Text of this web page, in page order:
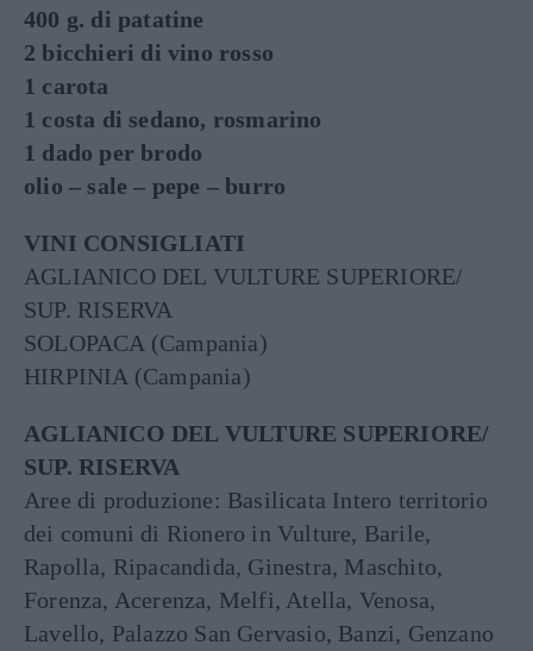
400 g. di patatine
2 bicchieri di vino rosso
1 carota
1 costa di sedano, rosmarino
1 dado per brodo
olio – sale – pepe – burro
VINI CONSIGLIATI
AGLIANICO DEL VULTURE SUPERIORE/
SUP. RISERVA
SOLOPACA (Campania)
HIRPINIA (Campania)
AGLIANICO DEL VULTURE SUPERIORE/
SUP. RISERVA
Aree di produzione: Basilicata Intero territorio
dei comuni di Rionero in Vulture, Barile,
Rapolla, Ripacandida, Ginestra, Maschito,
Forenza, Acerenza, Melfi, Atella, Venosa,
Lavello, Palazzo San Gervasio, Banzi, Genzano